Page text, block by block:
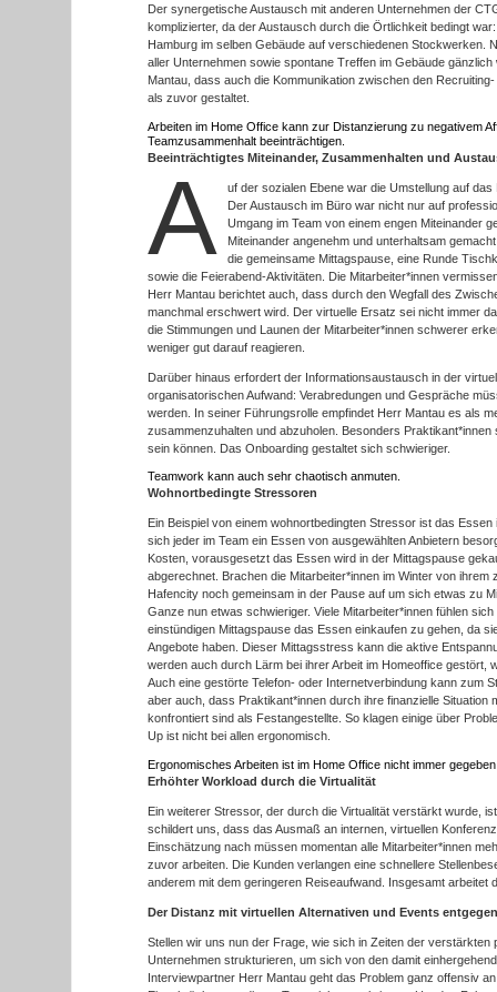
Der synergetische Austausch mit anderen Unternehmen der
komplizierter, da der Austausch durch die Örtlichkeit bedingt
Hamburg im selben Gebäude auf verschiedenen Stockwerken.
aller Unternehmen sowie spontane Treffen im Gebäude
Mantau, dass auch die Kommunikation zwischen den
als zuvor gestaltet.
Arbeiten im Home Office kann zur Distanzierung zu negativem
Teamzusammenhalt beeinträchtigen.
Beeinträchtigtes Miteinander, Zusammenhalten und
A
uf der sozialen Ebene war die Umstellung auf
Der Austausch im Büro war nicht nur auf
Umgang im Team von einem engen Miteinander
Miteinander angenehm und unterhaltsam
die gemeinsame Mittagspause, eine Runde
sowie die Feierabend-Aktivitäten. Die Mitarbeiter*innen
Herr Mantau berichtet auch, dass durch den Wegfall des
manchmal erschwert wird. Der virtuelle Ersatz sei nicht immer
die Stimmungen und Launen der Mitarbeiter*innen schwerer
weniger gut darauf reagieren.
Darüber hinaus erfordert der Informationsaustausch in der
organisatorischen Aufwand: Verabredungen und Gespräche
werden. In seiner Führungsrolle empfindet Herr Mantau es als
zusammenzuhalten und abzuholen. Besonders
sein können. Das Onboarding gestaltet sich schwieriger.
Teamwork kann auch sehr chaotisch anmuten.
Wohnortbedingte Stressoren
Ein Beispiel von einem wohnortbedingten Stressor ist das
sich jeder im Team ein Essen von ausgewählten Anbietern
Kosten, vorausgesetzt das Essen wird in der Mittagspause
abgerechnet. Brachen die Mitarbeiter*innen im Winter von ihrem
Hafencity noch gemeinsam in der Pause auf um sich etwas zu
Ganze nun etwas schwieriger. Viele Mitarbeiter*innen fühlen
einstündigen Mittagspause das Essen einkaufen zu gehen, da
Angebote haben. Dieser Mittagsstress kann die aktive
werden auch durch Lärm bei ihrer Arbeit im Homeoffice gestört,
Auch eine gestörte Telefon- oder Internetverbindung kann zum
aber auch, dass Praktikant*innen durch ihre finanzielle Situation
konfrontiert sind als Festangestellte. So klagen einige über
Up ist nicht bei allen ergonomisch.
Ergonomisches Arbeiten ist im Home Office nicht immer
Erhöhter Workload durch die Virtualität
Ein weiterer Stressor, der durch die Virtualität verstärkt wurde,
schildert uns, dass das Ausmaß an internen, virtuellen
Einschätzung nach müssen momentan alle Mitarbeiter*innen
zuvor arbeiten. Die Kunden verlangen eine schnellere
anderem mit dem geringeren Reiseaufwand. Insgesamt arbeitet
Der Distanz mit virtuellen Alternativen und Events
Stellen wir uns nun der Frage, wie sich in Zeiten der
Unternehmen strukturieren, um sich von den damit
Interviewpartner Herr Mantau geht das Problem ganz offensiv